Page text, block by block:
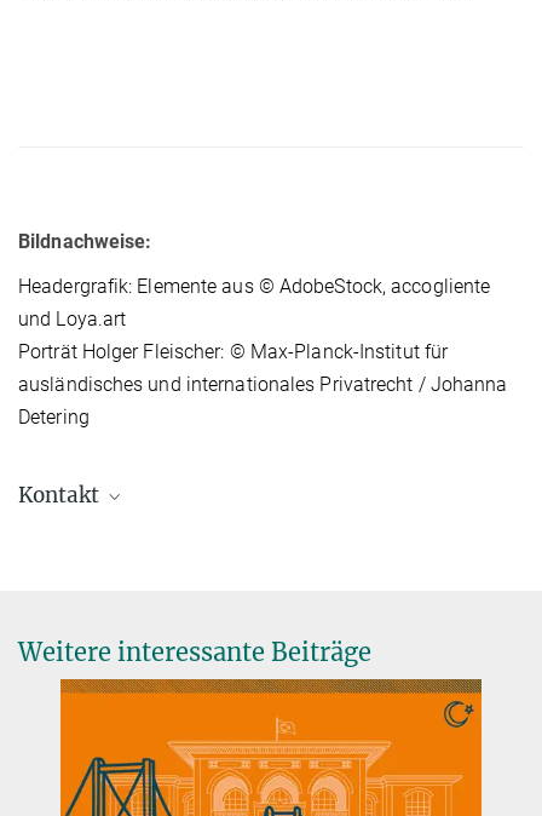
Bildnachweise:
Headergrafik: Elemente aus © AdobeStock, accogliente
und Loya.art
Porträt Holger Fleischer: © Max-Planck-Institut für
ausländisches und internationales Privatrecht / Johanna
Detering
Kontakt
fleischer@mpipriv.de
Weitere interessante Beiträge